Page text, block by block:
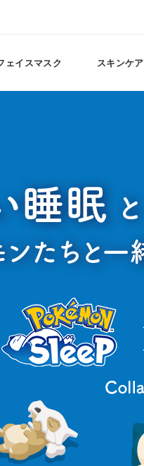
ェイスマスク スキンケア